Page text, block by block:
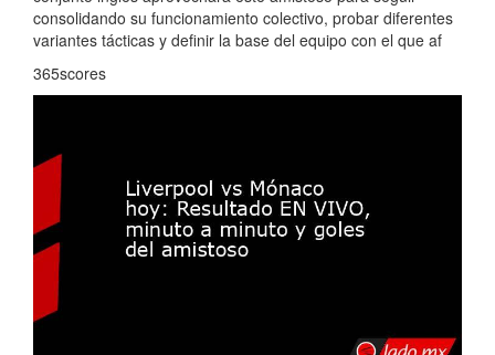
consolidando su funcionamiento colectivo, probar diferentes
variantes tácticas y definir la base del equipo con el que af
365scores